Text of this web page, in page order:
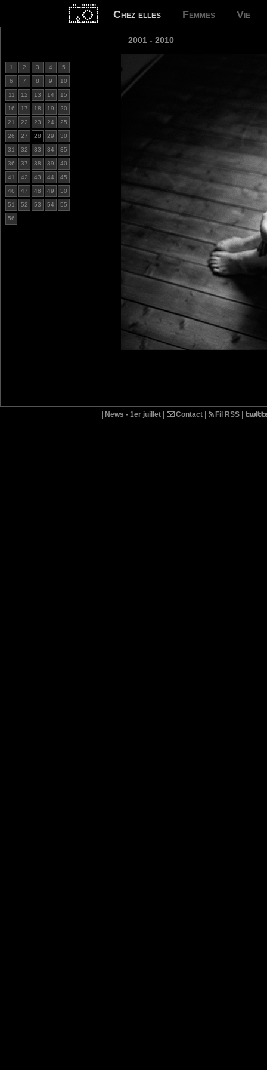
Chez elles Femmes Vie
2001 - 2010
1 2 3 4 5
6 7 8 9 10
11 12 13 14 15
16 17 18 19 20
21 22 23 24 25
26 27 28 29 30
31 32 33 34 35
36 37 38 39 40
41 42 43 44 45
46 47 48 49 50
51 52 53 54 55
56
News - 1er juillet Contact Fil RSS